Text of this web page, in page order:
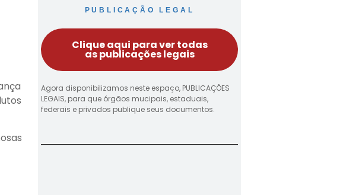
PUBLICAÇÃO LEGAL
Clique aqui para ver todas
as publicações legais
Agora disponibilizamos neste espaço, PUBLICAÇÕES
LEGAIS, para que órgãos mucipais, estaduais,
federais e privados publique seus documentos.